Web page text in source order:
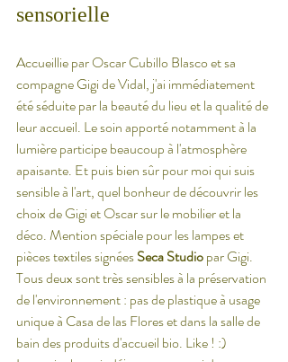
sensorielle
Accueillie par Oscar Cubillo Blasco et sa
compagne Gigi de Vidal, j'ai immédiatement
été séduite par la beauté du lieu et la qualité de
leur accueil. Le soin apporté notamment à la
lumière participe beaucoup à l'atmosphère
apaisante. Et puis bien sûr pour moi qui suis
sensible à l'art, quel bonheur de découvrir les
choix de Gigi et Oscar sur le mobilier et la
déco. Mention spéciale pour les lampes et
pièces textiles signées Seca Studio par Gigi.
Tous deux sont très sensibles à la préservation
de l'environnement : pas de plastique à usage
unique à Casa de las Flores et dans la salle de
bain des produits d'accueil bio. Like ! :)